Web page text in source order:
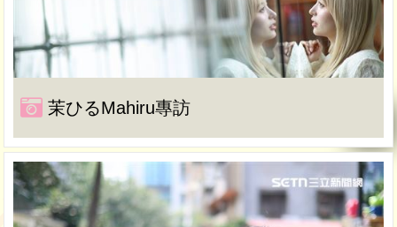
茉ひるMahiru專訪